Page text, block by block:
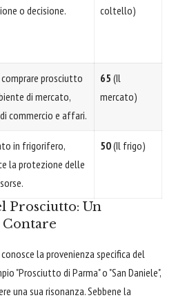
o decisione.
coltello)
comprare prosciutto
di mercato,
commercio e affari.
65 (Il
mercato)
in frigorifero,
la protezione delle
50(Il frigo)
Prosciutto: Un
Contare
la provenienza specifica del
"Prosciutto di Parma" o "San Daniele",
una sua risonanza. Sebbene la